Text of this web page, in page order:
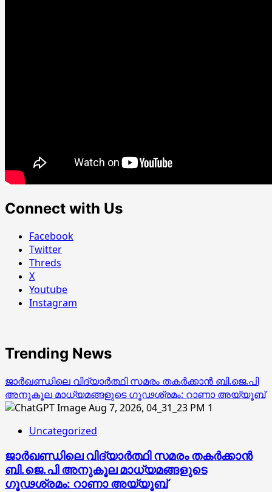
Connect with Us
Facebook
Twitter
Threds
X
Youtube
Instagram
Trending News
ജാര്‍ഖണ്ഡിലെ വിദ്യാര്‍ത്ഥി സമരം തകര്‍ക്കാന്‍ ബി.ജെ.പി
അനുകൂല മാധ്യമങ്ങളുടെ ഗൂഢശ്രമം: റാണാ അയ്യൂബ്
1
Uncategorized
ജാര്‍ഖണ്ഡിലെ വിദ്യാര്‍ത്ഥി സമരം തകര്‍ക്കാന്‍
ബി.ജെ.പി അനുകൂല മാധ്യമങ്ങളുടെ
ഗൂഢശ്രമം: റാണാ അയ്യൂബ്